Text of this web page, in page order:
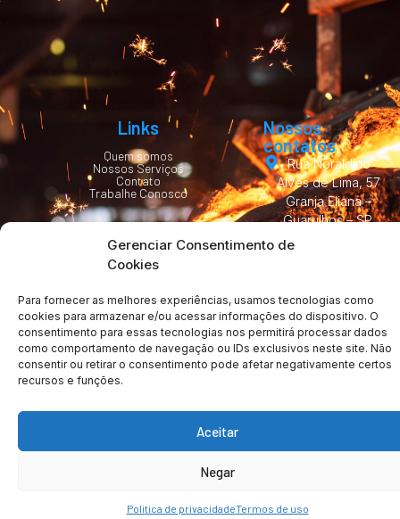
Gerenciar Consentimento de
Cookies
Para fornecer as melhores experiências, usamos tecnologias como
cookies para armazenar e/ou acessar informações do dispositivo. O
consentimento para essas tecnologias nos permitirá processar dados
como comportamento de navegação ou IDs exclusivos neste site. Não
consentir ou retirar o consentimento pode afetar negativamente certos
recursos e funções.
Aceitar
Negar
Politica de privacidadeTermos de uso
Links
Quem somos
Nossos Serviços
Contato
Trabalhe Conosco
Nossos
contatos
Rua Noraldino
Alves de Lima, 57
Granja Eliana –
Guarulhos – SP,
Termos de uso